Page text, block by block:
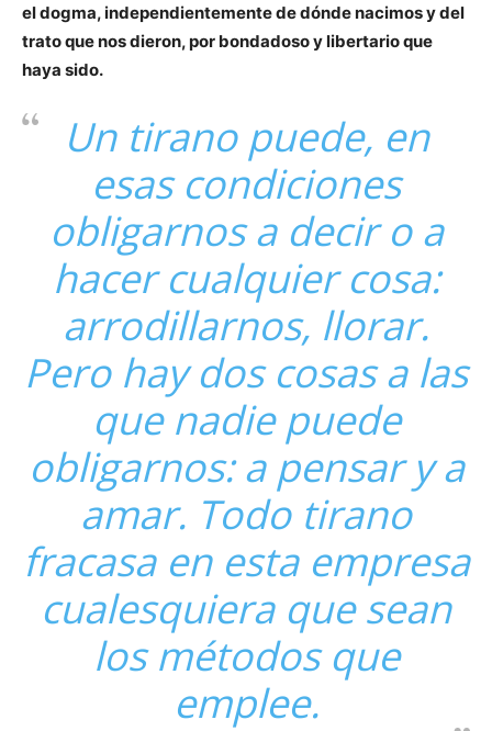
el dogma, independientemente de dónde nacimos y del
trato que nos dieron, por bondadoso y libertario que
haya sido.
Un tirano puede, en
esas condiciones
obligarnos a decir o a
hacer cualquier cosa:
arrodillarnos, llorar.
Pero hay dos cosas a las
que nadie puede
obligarnos: a pensar y a
amar. Todo tirano
fracasa en esta empresa
cualesquiera que sean
los métodos que
emplee.